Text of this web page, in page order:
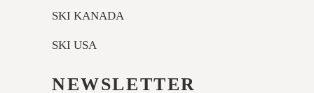
SKI KANADA
SKI USA
NEWSLETTER